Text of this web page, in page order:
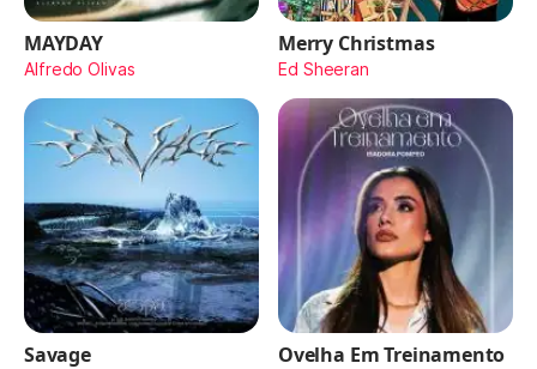
MAYDAY
Alfredo Olivas
Merry Christmas
Ed Sheeran
Savage Ovelha Em Treinamento